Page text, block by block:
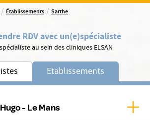
/ Établissements / Sarthe
RDV avec un(e)spécialiste
au sein des cliniques ELSAN
Etablissements
- Le Mans